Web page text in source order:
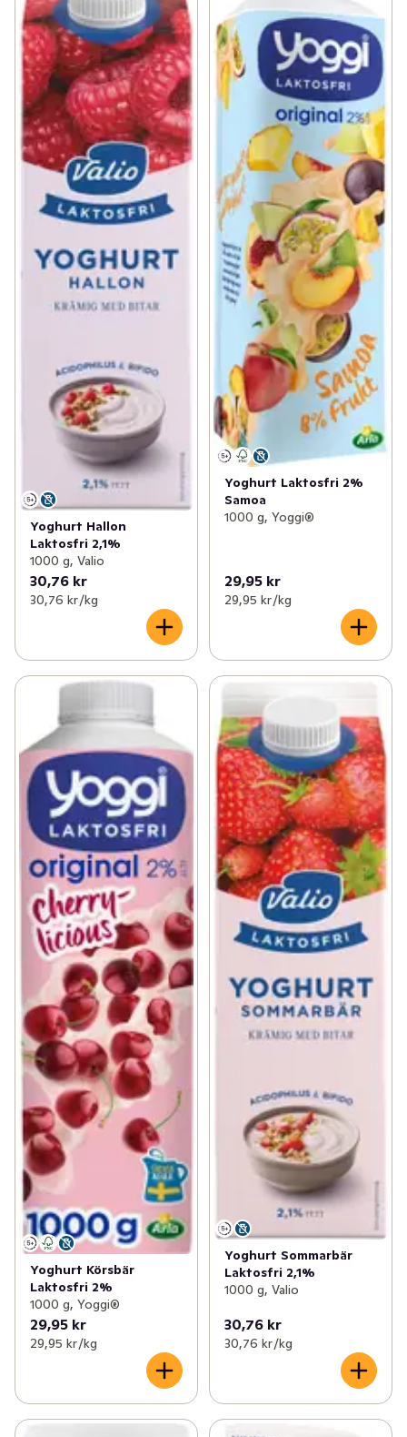
Yoghurt Hallon
Laktosfri 2,1%
1000 g, Valio
30,76 kr
30,76 kr /kg
Yoghurt Laktosfri 2%
Samoa
1000 g, Yoggi®
29,95 kr
29,95 kr /kg
Yoghurt Körsbär
Laktosfri 2%
1000 g, Yoggi®
29,95 kr
29,95 kr /kg
Yoghurt Sommarbär
Laktosfri 2,1%
1000 g, Valio
30,76 kr
30,76 kr /kg